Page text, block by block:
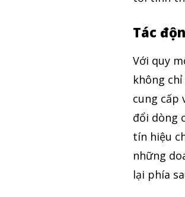
Tác
Với quy
không
cung cấp
đổi dòng
tín hiệu
những
lại phía